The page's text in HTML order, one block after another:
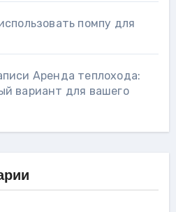
помпу для
Аренда теплохода:
вариант для вашего